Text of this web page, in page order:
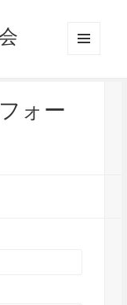
ォー